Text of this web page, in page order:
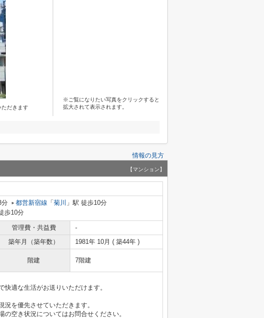
だきます
※ご覧になりたい写真をクリックすると
拡大されて表示されます。
情報の見方
【マンション】
分 都営新宿線 「 菊川 」駅 徒歩10分
歩10分
管理費・共益費
-
築年月（築年数） 1981年 10月 ( 築44年 )
階建 7階建
快適な生活がお送りいただけます。
を優先させていただきます。
空き状況についてはお問合せください。